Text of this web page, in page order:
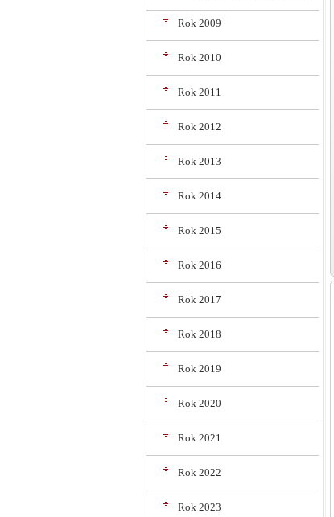
Rok 2009
Rok 2010
Rok 2011
Rok 2012
Rok 2013
Rok 2014
Rok 2015
Rok 2016
Rok 2017
Rok 2018
Rok 2019
Rok 2020
Rok 2021
Rok 2022
Rok 2023